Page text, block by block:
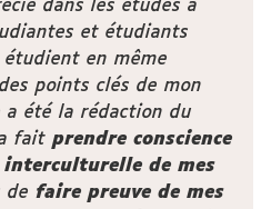
dans les études à
et étudiants
en même
points clés de mon
a été la rédaction du
fait prendre conscience
de mes
de faire preuve de mes